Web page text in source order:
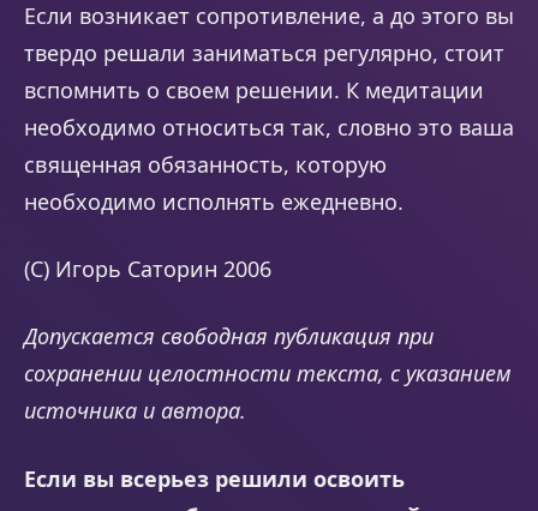
Если возникает сопротивление, а до этого вы
твердо решали заниматься регулярно, стоит
вспомнить о своем решении. К медитации
необходимо относиться так, словно это ваша
священная обязанность, которую
необходимо исполнять ежедневно.
(C) Игорь Саторин 2006
Допускается свободная публикация при
сохранении целостности текста, с указанием
источника и автора.
Если вы всерьез решили освоить